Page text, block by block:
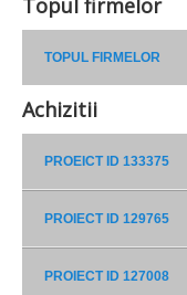
Topul firmelor
TOPUL FIRMELOR
Achizitii
PROEICT ID 133375
PROIECT ID 129765
PROIECT ID 127008